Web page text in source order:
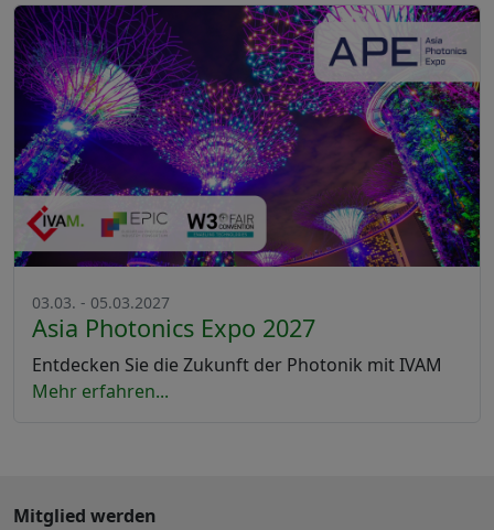
03.03. - 05.03.2027
Asia Photonics Expo 2027
Entdecken Sie die Zukunft der Photonik mit IVAM
Mehr erfahren...
Mitglied werden